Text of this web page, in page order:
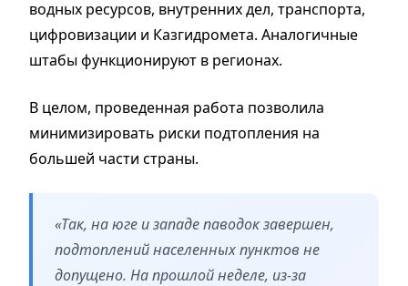
водных ресурсов, внутренних дел, транспорта,
цифровизации и Казгидромета. Аналогичные
штабы функционируют в регионах.
В целом, проведенная работа позволила
минимизировать риски подтопления на
большей части страны.
«Так, на юге и западе паводок завершен,
подтоплений населенных пунктов не
допущено. На прошлой неделе, из-за